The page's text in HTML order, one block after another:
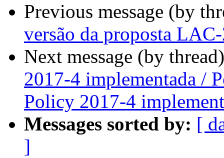
Previous message (by
versão da proposta
Next message (by
2017-4 implementada /
Policy 2017-4
Messages sorted by: [
]